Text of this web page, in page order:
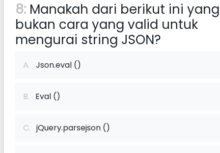
8: Manakah dari berikut ini yang
bukan cara yang valid untuk
mengurai string JSON?
A. Json.eval ()
B. Eval ()
C. jQuery.parsejson ()